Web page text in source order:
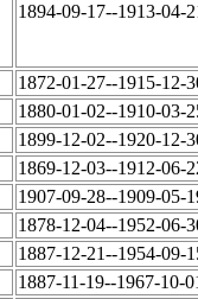
1894-09-17--1913-04-
1872-01-27--1915-12-
1880-01-02--1910-03-
1899-12-02--1920-12-
1869-12-03--1912-06-
1907-09-28--1909-05-
1878-12-04--1952-06-
1887-12-21--1954-09-
1887-11-19--1967-10-